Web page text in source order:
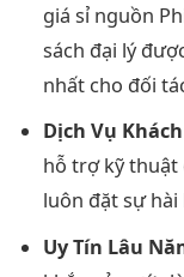
giá sỉ nguồn
sách đại lý
nhất cho đối
Dịch Vụ
hỗ trợ kỹ thuật
luôn đặt sự hài
Uy Tín Lâu